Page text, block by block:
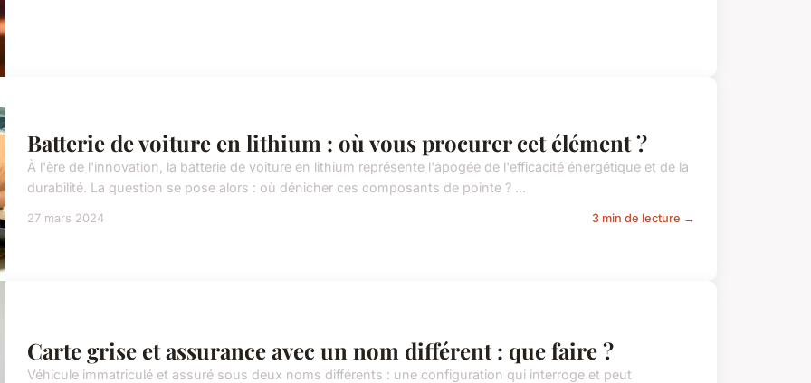
Batterie de voiture en lithium : où vous procurer cet élément ?
À l'ère de l'innovation, la batterie de voiture en lithium représente l'apogée de l'efficacité énergétique et de la
durabilité. La question se pose alors : où dénicher ces composants de pointe ? ...
27 mars 2024 3 min de lecture →
Carte grise et assurance avec un nom différent : que faire ?
Véhicule immatriculé et assuré sous deux noms différents : une configuration qui interroge et peut